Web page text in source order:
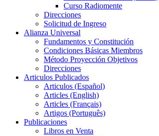
Curso Radiomente
Direcciones
Solicitud de Ingreso
Alianza Universal
Fundamentos y Constitución
Condiciones Básicas Miembros
Método Proyección Objetivos
Direcciones
Articulos Publicados
Articulos (Español)
Articles (English)
Articles (Français)
Artigos (Português)
Publicaciones
Libros en Venta